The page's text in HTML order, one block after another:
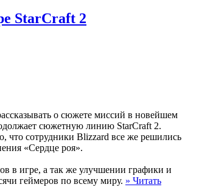
StarCraft 2
о сюжете миссий в новейшем
сюжетную линию StarCraft 2.
что сотрудники Blizzard все же решились
«Сердце роя».
в игре, а так же улучшении графики и
геймеров по всему миру. » Читать